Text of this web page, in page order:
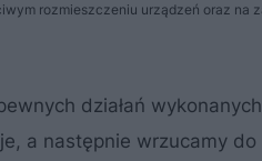
rozmieszczeniu urządzeń oraz
działań
a następnie wrzucamy